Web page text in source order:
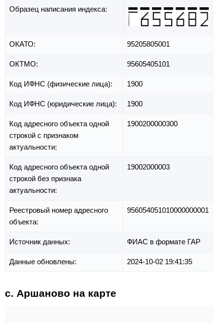
Образец написания индекса:
ОКАТО: 95205805001
ОКТМО: 95605405101
Код ИФНС (физические лица): 1900
Код ИФНС (юридические лица): 1900
Код адресного объекта одной
строкой с признаком
актуальности:
1900200000300
Код адресного объекта одной
строкой без признака
актуальности:
19002000003
Реестровый номер адресного
объекта:
956054051010000000001
Источник данных: ФИАС в формате ГАР
Данные обновлены: 2024-10-02 19:41:35
с. Аршаново на карте